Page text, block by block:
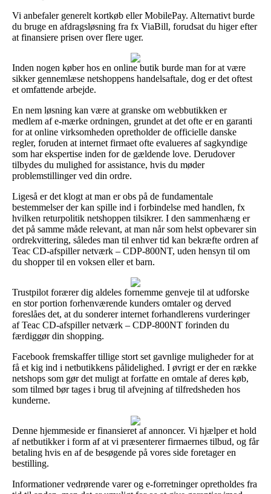
Vi anbefaler generelt kortkøb eller MobilePay. Alternativt burde
du bruge en afdragsløsning fra fx ViaBill, forudsat du higer efter
at finansiere prisen over flere uger.
Inden nogen køber hos en online butik burde man for at være
sikker gennemlæse netshoppens handelsaftale, dog er det oftest
et omfattende arbejde.
En nem løsning kan være at granske om webbutikken er
medlem af e-mærke ordningen, grundet at det ofte er en garanti
for at online virksomheden opretholder de officielle danske
regler, foruden at internet firmaet ofte evalueres af sagkyndige
som har ekspertise inden for de gældende love. Derudover
tilbydes du mulighed for assistance, hvis du møder
problemstillinger ved din ordre.
Ligeså er det klogt at man er obs på de fundamentale
bestemmelser der kan spille ind i forbindelse med handlen, fx
hvilken returpolitik netshoppen tilsikrer. I den sammenhæng er
det på samme måde relevant, at man når som helst opbevarer sin
ordrekvittering, således man til enhver tid kan bekræfte ordren af
Teac CD-afspiller netværk – CDP-800NT, uden hensyn til om
du shopper til en voksen eller et barn.
Trustpilot forærer dig aldeles fornemme genveje til at udforske
en stor portion forhenværende kunders omtaler og derved
foreslåes det, at du sonderer internet forhandlerens vurderinger
af Teac CD-afspiller netværk – CDP-800NT forinden du
færdiggør din shopping.
Facebook fremskaffer tillige stort set gavnlige muligheder for at
få et kig ind i netbutikkens pålidelighed. I øvrigt er der en række
netshops som gør det muligt at forfatte en omtale af deres køb,
som tilmed bør tages i brug til afvejning af tilfredsheden hos
kunderne.
Denne hjemmeside er finansieret af annoncer. Vi hjælper et hold
af netbutikker i form af at vi præsenterer firmaernes tilbud, og får
betaling hvis en af de besøgende på vores side foretager en
bestilling.
Informationer vedrørende varer og e-forretninger opretholdes fra